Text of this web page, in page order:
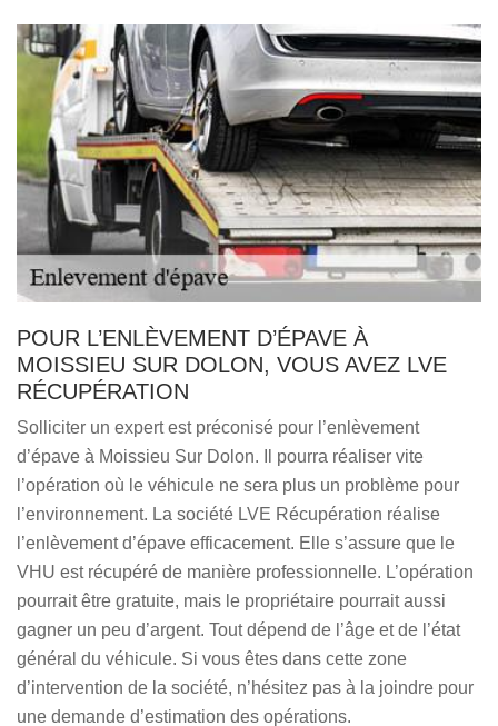
POUR L’ENLÈVEMENT D’ÉPAVE À
MOISSIEU SUR DOLON, VOUS AVEZ LVE
RÉCUPÉRATION
Solliciter un expert est préconisé pour l’enlèvement
d’épave à Moissieu Sur Dolon. Il pourra réaliser vite
l’opération où le véhicule ne sera plus un problème pour
l’environnement. La société LVE Récupération réalise
l’enlèvement d’épave efficacement. Elle s’assure que le
VHU est récupéré de manière professionnelle. L’opération
pourrait être gratuite, mais le propriétaire pourrait aussi
gagner un peu d’argent. Tout dépend de l’âge et de l’état
général du véhicule. Si vous êtes dans cette zone
d’intervention de la société, n’hésitez pas à la joindre pour
une demande d’estimation des opérations.